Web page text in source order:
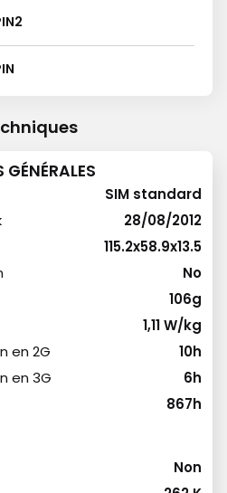
SIM standard
28/08/2012
115.2x58.9x13.5
No
106g
1,11 W/kg
en 2G
10h
en 3G
6h
867h
Non